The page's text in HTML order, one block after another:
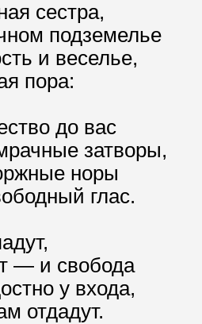
сестра,
подземелье
и веселье,
пора:
до вас
затворы,
норы
глас.
— и свобода
у входа,
отдадут.